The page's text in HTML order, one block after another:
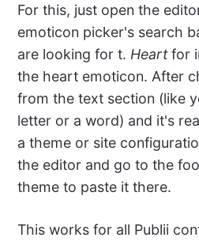
For this, just open the
emoticon picker's search
are looking for t. Heartfor
the heart emoticon. After
from the text section (like
letter or a word) and it's
a theme or site
the editor and go to the
theme to paste it there.
This works for all Publii